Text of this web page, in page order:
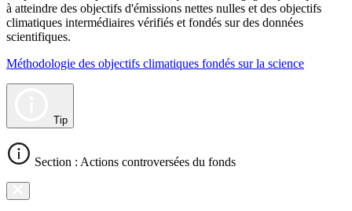
à atteindre des objectifs d'émissions nettes nulles et des objectifs
climatiques intermédiaires vérifiés et fondés sur des données
scientifiques.
Méthodologie des objectifs climatiques fondés sur la science
Tip
Section : Actions controversées du fonds